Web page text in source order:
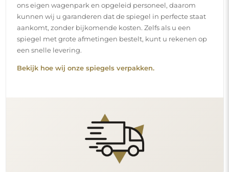
ons eigen wagenpark en opgeleid personeel, daarom
kunnen wij u garanderen dat de spiegel in perfecte staat
aankomt, zonder bijkomende kosten. Zelfs als u een
spiegel met grote afmetingen bestelt, kunt u rekenen op
een snelle levering.
Bekijk hoe wij onze spiegels verpakken.